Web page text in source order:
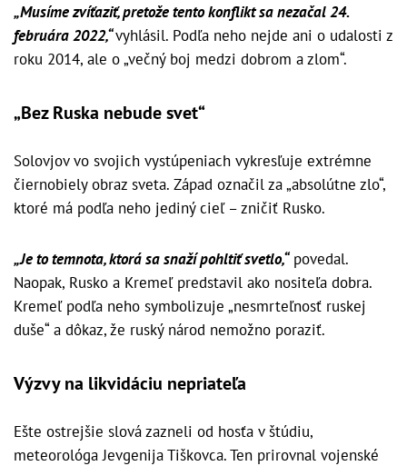
„Musíme zvíťaziť, pretože tento konflikt sa nezačal 24.
februára 2022,“vyhlásil. Podľa neho nejde ani o udalosti z
roku 2014, ale o „večný boj medzi dobrom a zlom“.
„Bez Ruska nebude svet“
Solovjov vo svojich vystúpeniach vykresľuje extrémne
čiernobiely obraz sveta. Západ označil za „absolútne zlo“,
ktoré má podľa neho jediný cieľ – zničiť Rusko.
„Je to temnota, ktorá sa snaží pohltiť svetlo,“povedal.
Naopak, Rusko a Kremeľ predstavil ako nositeľa dobra.
Kremeľ podľa neho symbolizuje „nesmrteľnosť ruskej
duše“ a dôkaz, že ruský národ nemožno poraziť.
Výzvy na likvidáciu nepriateľa
Ešte ostrejšie slová zazneli od hosťa v štúdiu,
meteorológa Jevgenija Tiškovca. Ten prirovnal vojenské